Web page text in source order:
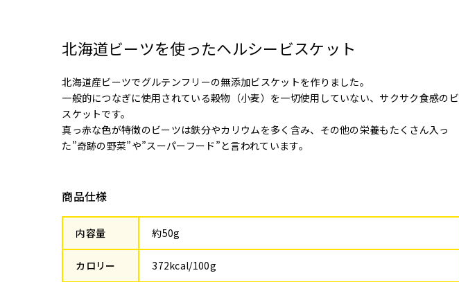
北海道ビーツを使ったヘルシービスケット
北海道産ビーツでグルテンフリーの無添加ビスケットを作りました。
一般的につなぎに使用されている穀物（小麦）を一切使用していない、サクサク食感のビ
スケットです。
真っ赤な色が特徴のビーツは鉄分やカリウムを多く含み、その他の栄養もたくさん入っ
た”奇跡の野菜”や”スーパーフード”と言われています。
商品仕様
内容量 約50g
カロリー 372kcal/100g